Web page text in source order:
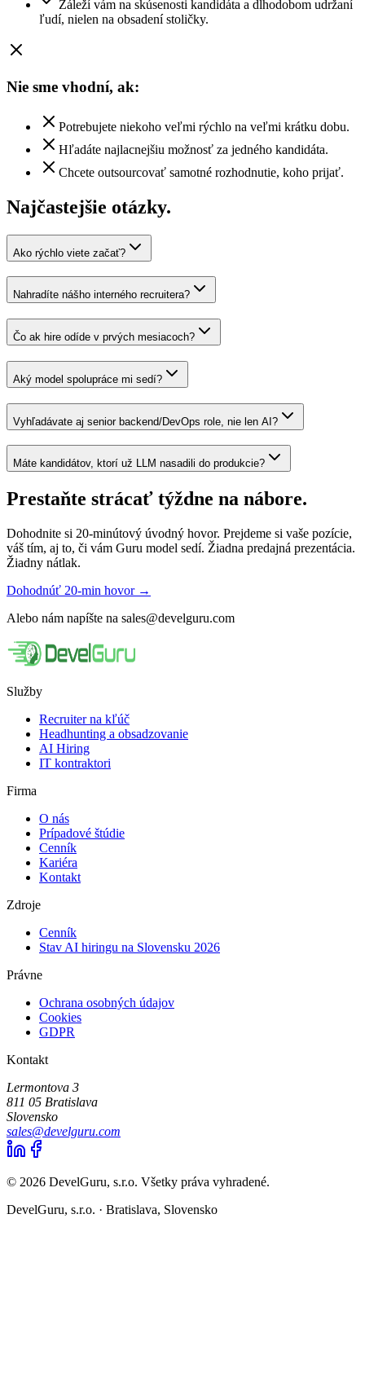
Záleží vám na skúsenosti kandidáta a dlhodobom udržaní
ľudí, nielen na obsadení stoličky.
Nie sme vhodní, ak:
Potrebujete niekoho veľmi rýchlo na veľmi krátku dobu.
Hľadáte najlacnejšiu možnosť za jedného kandidáta.
Chcete outsourcovať samotné rozhodnutie, koho prijať.
Najčastejšie otázky.
Ako rýchlo viete začať?
Nahradíte nášho interného recruitera?
Čo ak hire odíde v prvých mesiacoch?
Aký model spolupráce mi sedí?
Vyhľadávate aj senior backend/DevOps role, nie len AI?
Máte kandidátov, ktorí už LLM nasadili do produkcie?
Prestaňte strácať týždne na nábore.
Dohodnite si 20-minútový úvodný hovor. Prejdeme si vaše pozície,
váš tím, aj to, či vám Guru model sedí. Žiadna predajná prezentácia.
Žiadny nátlak.
Dohodnúť 20-min hovor→
Alebo nám napíšte na sales@develguru.com
Služby
Recruiter na kľúč
Headhunting a obsadzovanie
AI Hiring
IT kontraktori
Firma
O nás
Prípadové štúdie
Cenník
Kariéra
Kontakt
Zdroje
Cenník
Stav AI hiringu na Slovensku 2026
Právne
Ochrana osobných údajov
Cookies
GDPR
Kontakt
Lermontova 3
811 05 Bratislava
Slovensko
sales@develguru.com
© 2026 DevelGuru, s.r.o. Všetky práva vyhradené.
DevelGuru, s.r.o. · Bratislava, Slovensko